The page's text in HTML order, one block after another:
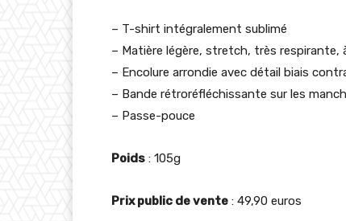
– T-shirt intégralement sublimé
– Matière légère, stretch, très respirante,
– Encolure arrondie avec détail biais
– Bande rétroréfléchissante sur les
– Passe-pouce
Poids : 105g
Prix public de vente : 49,90 euros